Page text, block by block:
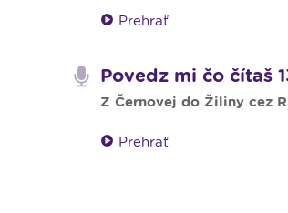
Prehrať
Povedz mi čo čítaš
Z Černovej do Žiliny cez
Prehrať